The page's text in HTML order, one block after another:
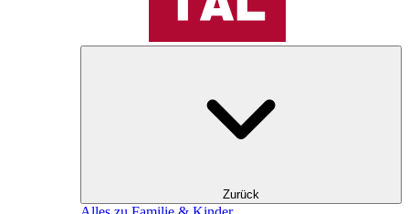
Zurück